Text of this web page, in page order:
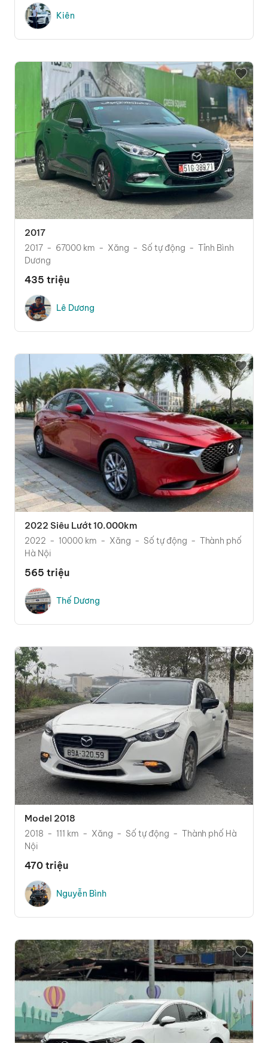
Kiên
2017
2017 67000 km Xăng Số tự động
Tỉnh Bình
Dương
435 triệu
Lê Dương
2022 Siêu Lướt 10.000km
2022 10000 km Xăng Số tự động
Thành phố
Hà Nội
565 triệu
Thế Dương
Model 2018
2018 111 km Xăng Số tự động
Thành phố Hà
Nội
470 triệu
Nguyễn Bình